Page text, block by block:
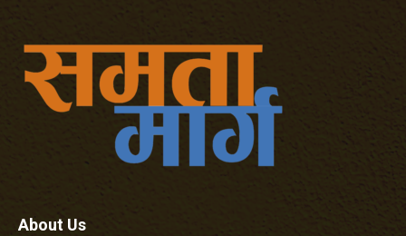
About Us